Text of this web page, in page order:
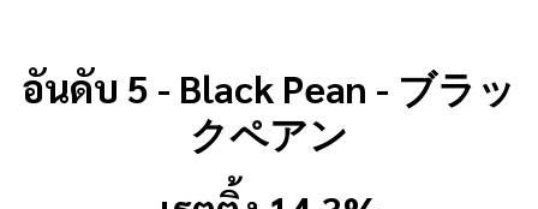
อันดับ 5 - Black Pean - ブラッ
クペアン